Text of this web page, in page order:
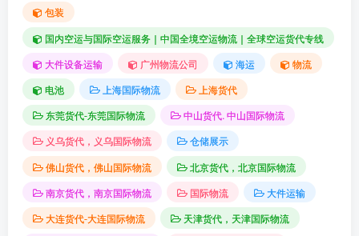
包装
国内空运与国际空运服务｜中国全境空运物流｜全球空运货代专线
大件设备运输
广州物流公司 海运
物流
电池
上海国际物流
上海货代
东莞货代-东莞国际物流
中山货代. 中山国际物流
义乌货代，义乌国际物流
仓储展示
佛山货代，佛山国际物流
北京货代，北京国际物流
南京货代，南京国际物流
国际物流
大件运输
大连货代-大连国际物流
天津货代，天津国际物流